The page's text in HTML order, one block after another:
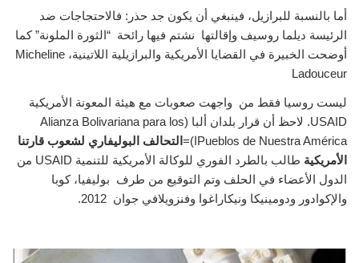
أما بالنسبة للبرازيل، فينبغي أن يكون جد حذر: فالاحتجاجات ضد
الرئيسة ديلما روسيف وإقالتها نشتم فيها رائحة “الثورة الملونة” كما
أوضحت الخبيرة في القضايا الأمريكية والبرازيلية اللاتينية، Micheline
Ladouceur
ليست روسيا فقط من واجهت صعوبات مع هيئة المعونة الأمريكية
USAID. لاحظ أن قرار بلدان ألبا (Alianza Bolivariana para los
Pueblos de Nuestra Américaا)= التحالف البوليفاري لشعوب قارتنا
الأمريكية طالب بالطرد الفوري للوكالة الأمريكية للتنمية USAID من
الدول الأعضاء في الحلف وتم التوقيع من طرف بوليفيا، كوبا
والإكوادور ودومينيكا ونيكاراغوا وفنزويلافي جوان 2012.